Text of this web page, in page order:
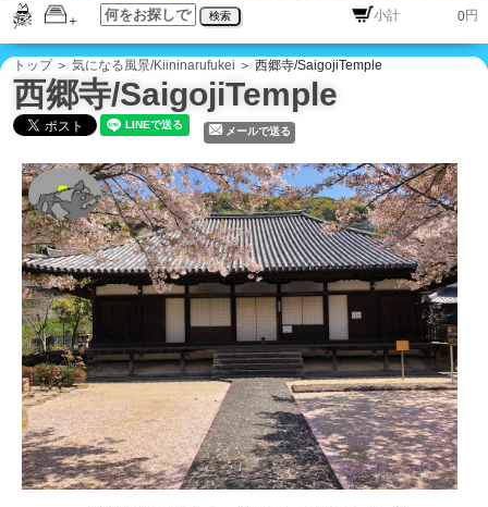
検索 円
トップ＞ 気になる風景/Kiininarufukei ＞ 西郷寺/SaigojiTemple
西郷寺/SaigojiTemple
メールで送る